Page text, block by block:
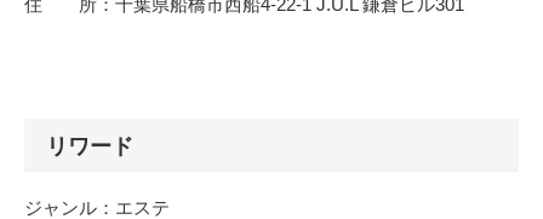
リワード
ジャンル：エステ